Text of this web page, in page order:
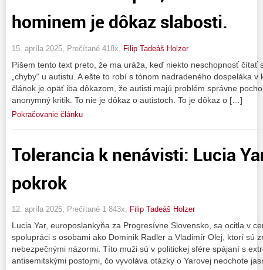
hominem je dôkaz slabosti.
15. apríla 2025, Prečítané 418x, Filip Tadeáš Holzer
Píšem tento text preto, že ma uráža, keď niekto neschopnosť čítať
„chyby“ u autistu. A ešte to robí s tónom nadradeného dospeláka
článok je opäť iba dôkazom, že autisti majú problém správne
anonymný kritik. To nie je dôkaz o autistoch. To je dôkaz o […]
Pokračovanie článku
Tolerancia k nenávisti: Lucia
pokrok
12. apríla 2025, Prečítané 1 843x, Filip Tadeáš Holzer
Lucia Yar, europoslankyňa za Progresívne Slovensko, sa ocitla v
spolupráci s osobami ako Dominik Radler a Vladimír Olej, ktorí sú
nebezpečnými názormi. Títo muži sú v politickej sfére spájaní s
antisemitskými postojmi, čo vyvoláva otázky o Yarovej neochote